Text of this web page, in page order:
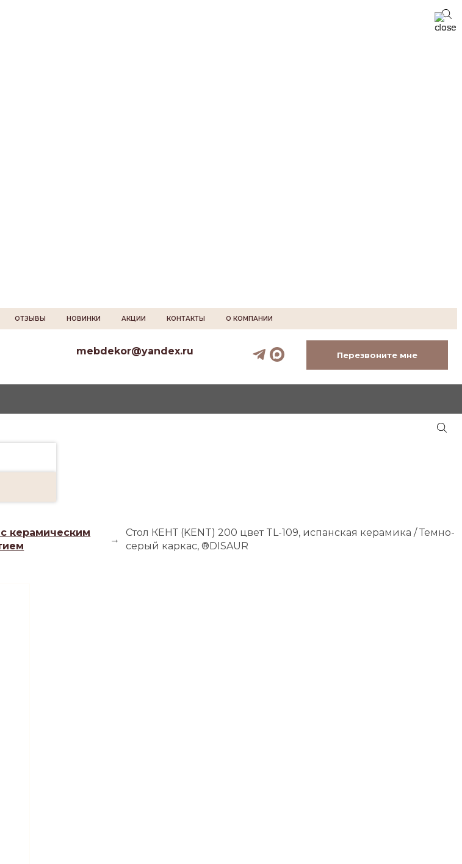
ОТЗЫВЫ НОВИНКИ АКЦИИ КОНТАКТЫ О КОМПАНИИ
mebdekor@yandex.ru Перезвоните мне
керамическим
→
Стол КЕНТ (KENT) 200 цвет TL-109, испанская керамика / Темно-
серый каркас, ®DISAUR